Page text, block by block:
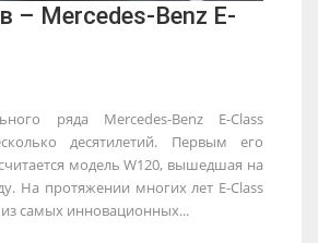
– Mercedes-Benz E-
ряда Mercedes-Benz E-Class
десятилетий. Первым его
модель W120, вышедшая на
На протяжении многих лет E-Class
самых инновационных...